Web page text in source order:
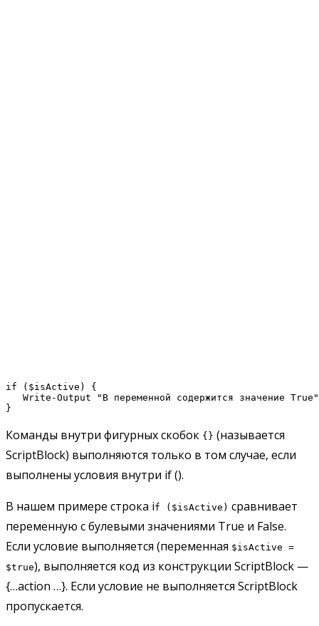
if ($isActive) {
   Write-Output "В переменной содержится значение True"
Команды внутри фигурных скобок {} (называется
ScriptBlock) выполняются только в том случае, если
выполнены условия внутри if ().
В нашем примере строка if ($isActive) сравнивает
переменную с булевыми значениями True и False.
Если условие выполняется (переменная $isActive =
$true), выполняется код из конструкции ScriptBlock —
{…action …}. Если условие не выполняется ScriptBlock
пропускается.